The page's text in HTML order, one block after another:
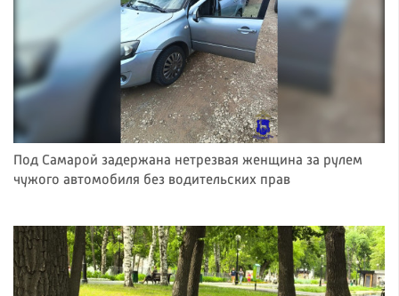
Под Самарой задержана нетрезвая женщина за рулем
чужого автомобиля без водительских прав